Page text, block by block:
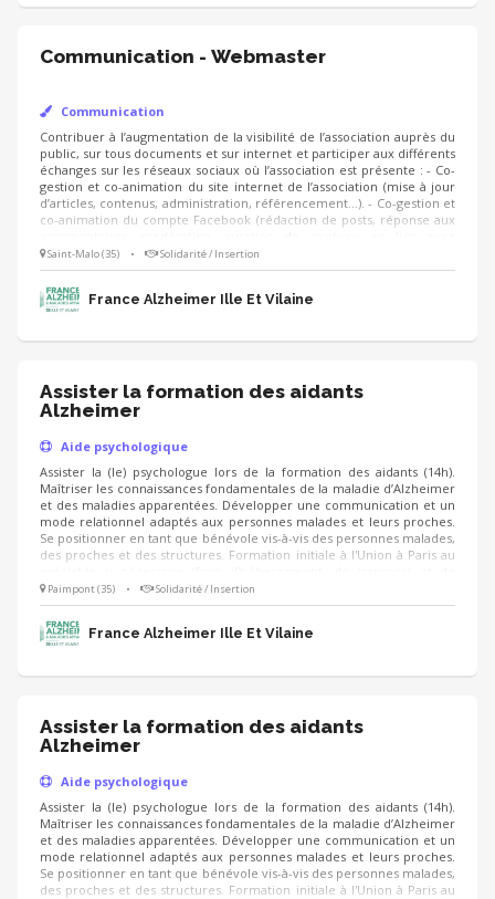
Communication - Webmaster
Communication
Contribuer à l’augmentation de la visibilité de l’association auprès du
public, sur tous documents et sur internet et participer aux différents
échanges sur les réseaux sociaux où l’association est présente : - Co-
gestion et co-animation du site internet de l’association (mise à jour
d’articles, contenus, administration, référencement…). - Co-gestion et
co-animation du compte Facebook (rédaction de posts, réponse aux
l’activité de l’association…). - Accroissement de la visibilité de
l’association au niveau local (rapprochement avec des sites
partenaires, identification des influenceurs au niveau local, etc.).
Saint-Malo (35) • Solidarité / Insertion
France Alzheimer Ille Et Vilaine
Assister la formation des aidants
Alzheimer
Aide psychologique
Assister la (le) psychologue lors de la formation des aidants (14h).
Maîtriser les connaissances fondamentales de la maladie d’Alzheimer
et des maladies apparentées. Développer une communication et un
mode relationnel adaptés aux personnes malades et leurs proches.
Se positionner en tant que bénévole vis-à-vis des personnes malades,
des proches et des structures. Formation initiale à l'Union à Paris au
nourriture pris en charge).
Paimpont (35) • Solidarité / Insertion
France Alzheimer Ille Et Vilaine
Assister la formation des aidants
Alzheimer
Aide psychologique
Assister la (le) psychologue lors de la formation des aidants (14h).
Maîtriser les connaissances fondamentales de la maladie d’Alzheimer
et des maladies apparentées. Développer une communication et un
mode relationnel adaptés aux personnes malades et leurs proches.
Se positionner en tant que bénévole vis-à-vis des personnes malades,
des proches et des structures. Formation initiale à l'Union à Paris au